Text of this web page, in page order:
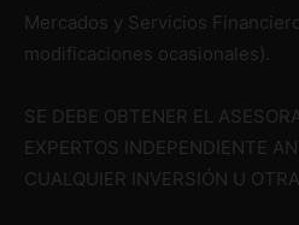
Mercados y Servicios
modificaciones ocasionales).
SE DEBE OBTENER EL
EXPERTOS INDEPENDIENTE
CUALQUIER INVERSIÓN U